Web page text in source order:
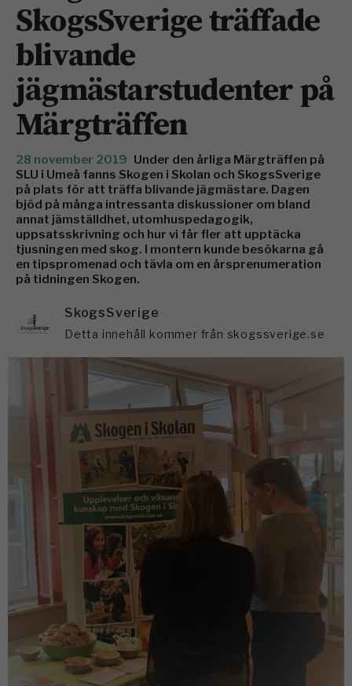
SkogsSverige träffade
blivande
jägmästarstudenter på
Märgträffen
28 november 2019 Under den årliga Märgträffen på
SLU i Umeå fanns Skogen i Skolan och SkogsSverige
på plats för att träffa blivande jägmästare. Dagen
bjöd på många intressanta diskussioner om bland
annat jämställdhet, utomhuspedagogik,
uppsatsskrivning och hur vi får fler att upptäcka
tjusningen med skog. I montern kunde besökarna gå
en tipspromenad och tävla om en årsprenumeration
på tidningen Skogen.
SkogsSverige
Detta innehåll kommer från skogssverige.se